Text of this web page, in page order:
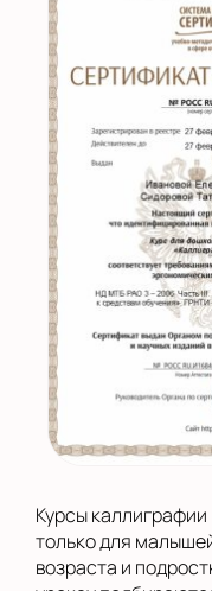
Курсы
только для
возраста и